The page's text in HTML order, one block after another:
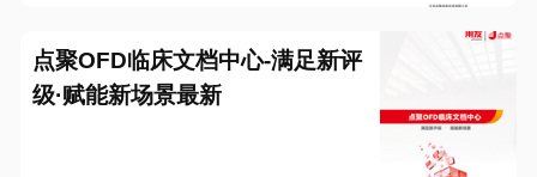
点聚OFD临床文档中心-满足新评
级·赋能新场景最新